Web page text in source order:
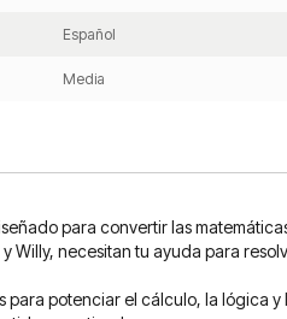
Español
Media
para convertir las
Willy, necesitan tu ayuda para
para potenciar el cálculo, la